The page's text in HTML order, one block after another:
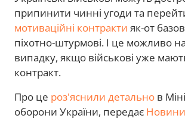
припинити чинні угоди та
мотиваційні контракти як-от
піхотно-штурмові. І це можливо
випадку, якщо військові уже
контракт.
Про це роз'яснили детально в
оборони України, передає